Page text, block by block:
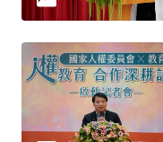
府
網
站
料